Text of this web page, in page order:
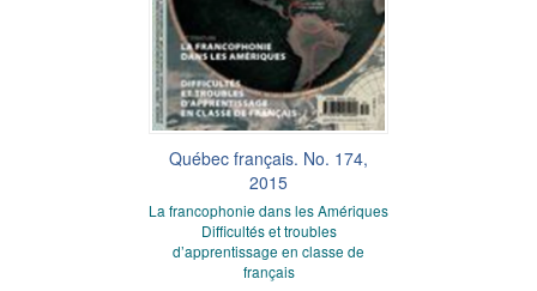
Québec français. No. 174,
2015
La francophonie dans les Amériques
Difficultés et troubles
d’apprentissage en classe de
français